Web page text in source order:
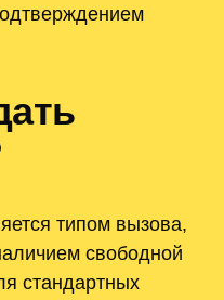
типом вызова,
свободной
стандартных